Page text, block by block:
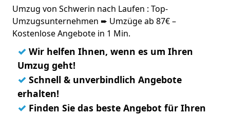
Umzug von Schwerin nach Laufen : Top-
Umzugsunternehmen ➨ Umzüge ab 87€ –
Kostenlose Angebote in 1 Min.
✓ Wir helfen Ihnen, wenn es um Ihren
Umzug geht!
✓ Schnell & unverbindlich Angebote
erhalten!
✓ Finden Sie das beste Angebot für Ihren